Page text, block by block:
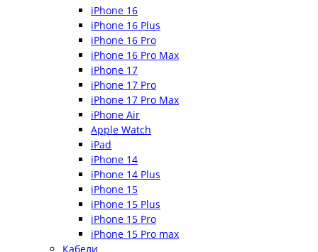
iPhone 16
iPhone 16 Plus
iPhone 16 Pro
iPhone 16 Pro Max
iPhone 17
iPhone 17 Pro
iPhone 17 Pro Max
iPhone Air
Apple Watch
iPad
iPhone 14
iPhone 14 Plus
iPhone 15
iPhone 15 Plus
iPhone 15 Pro
iPhone 15 Pro max
Кабели